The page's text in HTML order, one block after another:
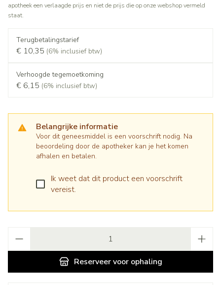
apotheek een verlaagde prijs en niet de prijs die op onze webshop vermeld
staat.
Terugbetalingstarief
€ 10,35 (6% inclusief btw)
Verhoogde tegemoetkoming
€ 6,15 (6% inclusief btw)
Belangrijke informatie
Voor dit geneesmiddel is een voorschrift nodig. Na
beoordeling door de apotheker kan je het komen
afhalen en betalen.
Ik weet dat dit product een voorschrift
vereist.
Reserveervoor ophaling